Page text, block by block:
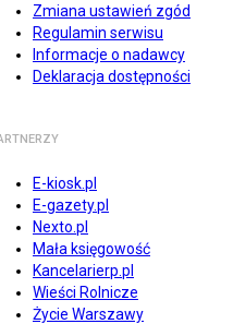
Zmiana ustawień zgód
Regulamin serwisu
Informacje o nadawcy
Deklaracja dostępności
E-kiosk.pl
E-gazety.pl
Nexto.pl
Mała księgowość
Kancelarierp.pl
Wieści Rolnicze
Życie Warszawy